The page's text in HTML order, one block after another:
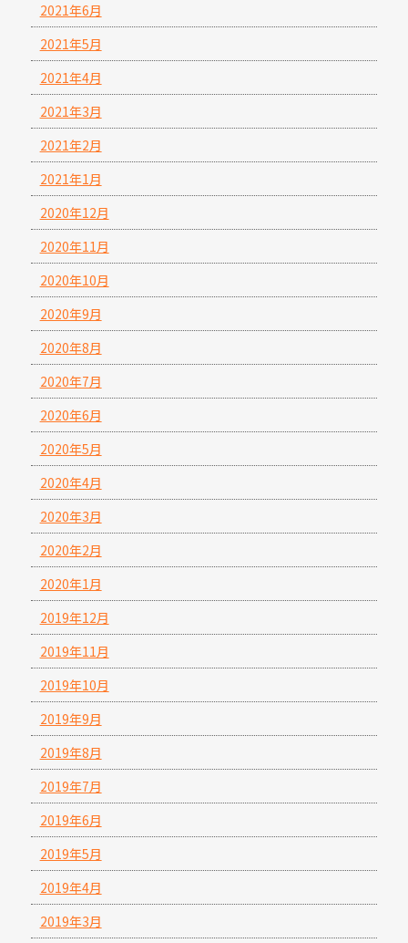
2021年6月
2021年5月
2021年4月
2021年3月
2021年2月
2021年1月
2020年12月
2020年11月
2020年10月
2020年9月
2020年8月
2020年7月
2020年6月
2020年5月
2020年4月
2020年3月
2020年2月
2020年1月
2019年12月
2019年11月
2019年10月
2019年9月
2019年8月
2019年7月
2019年6月
2019年5月
2019年4月
2019年3月